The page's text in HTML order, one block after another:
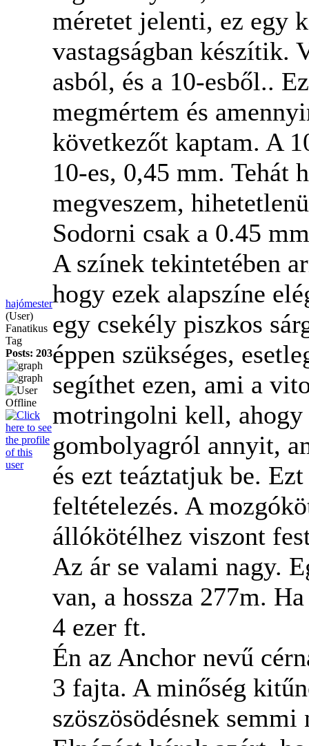
hajómester
(User)
Fanatikus
Tag
Posts: 203
méretet jelenti, ez egy
vastagságban készítik.
asból, és a 10-esből..
megmértem és
következőt kaptam. A
10-es, 0,45 mm. Tehát
megveszem,
Sodorni csak a 0.45
A színek tekintetében
hogy ezek alapszíne
egy csekély piszkos
éppen szükséges,
segíthet ezen, ami a
motringolni kell,
gombolyagról annyit,
és ezt teáztatjuk be.
feltételezés. A
állókötélhez viszont
Az ár se valami nagy.
van, a hossza 277m.
4 ezer ft.
Én az Anchor nevű
3 fajta. A minőség
szöszösödésnek semmi